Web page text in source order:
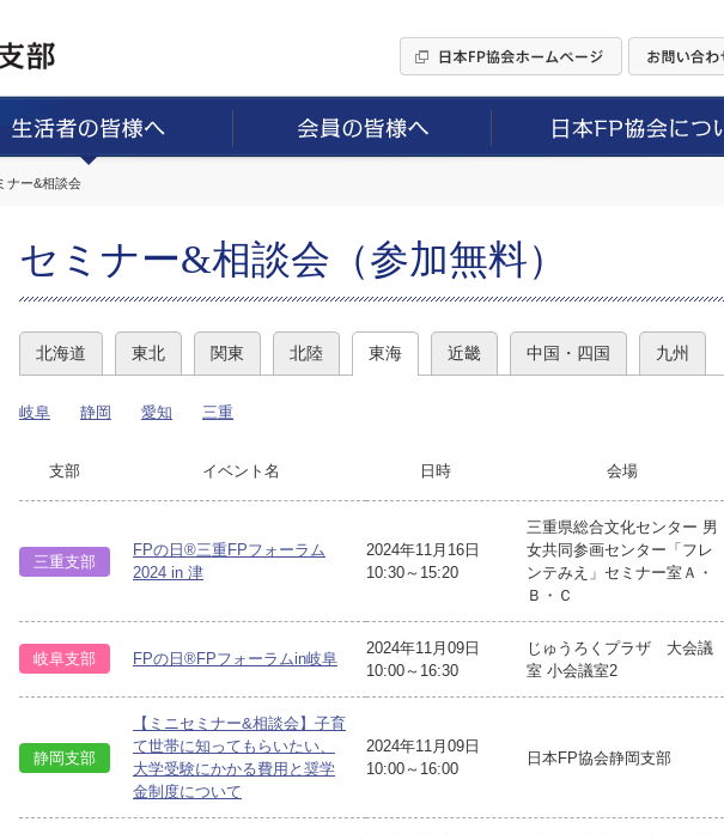
ナー&相談会
セミナー&相談会（参加無料）
北海道 東北 関東 北陸 東海 近畿 中国・四国 九州
岐阜 静岡 愛知 三重
支部 イベント名 日時 会場
三重支部
FPの日®三重FPフォーラム
2024 in 津
2024年11月16日
10:30～15:20
三重県総合文化センター 男
女共同参画センター「フレ
ンテみえ」セミナー室Ａ・
Ｂ・Ｃ
岐阜支部 FPの日®FPフォーラムin岐阜
2024年11月09日
10:00～16:30
じゅうろくプラザ 大会議
室 小会議室2
静岡支部
【ミニセミナー&相談会】子育
て世帯に知ってもらいたい、
大学受験にかかる費用と奨学
金制度について
2024年11月09日
10:00～16:00
日本FP協会静岡支部